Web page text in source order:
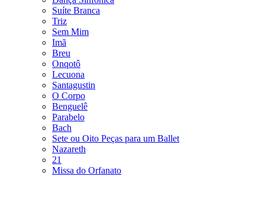
Suíte Branca
Triz
Sem Mim
Imã
Breu
Onqotô
Lecuona
Santagustin
O Corpo
Benguelê
Parabelo
Bach
Sete ou Oito Peças para um Ballet
Nazareth
21
Missa do Orfanato